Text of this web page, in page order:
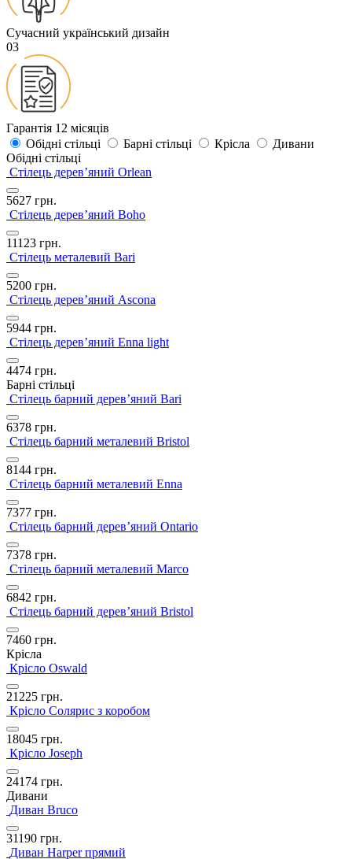
Сучасний український дизайн
03
Гарантія 12 місяців
Обідні стільці
Барні стільці Крісла
Дивани
Обідні стільці
Стілець дерев’яний Orlean
5627 грн.
Стілець дерев’яний Boho
11123 грн.
Стілець металевий Bari
5200 грн.
Стілець дерев’яний Ascona
5944 грн.
Стілець дерев’яний Enna light
4474 грн.
Барні стільці
Стілець барний дерев’яний Bari
6378 грн.
Стілець барний металевий Bristol
8144 грн.
Стілець барний металевий Enna
7377 грн.
Стілець барний дерев’яний Ontario
7378 грн.
Стілець барний металевий Marco
6842 грн.
Стілець барний дерев’яний Bristol
7460 грн.
Крісла
Крісло Oswald
21225 грн.
Крісло Солярис з коробом
18045 грн.
Крісло Joseph
24174 грн.
Дивани
Диван Bruco
31190 грн.
Диван Harper прямий